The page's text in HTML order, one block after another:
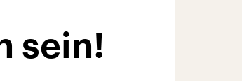
sein!